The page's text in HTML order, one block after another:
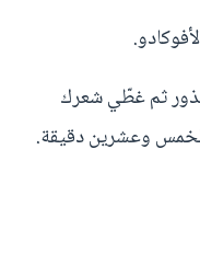
ثم غطّي شعرك
وعشرين دقيقة.